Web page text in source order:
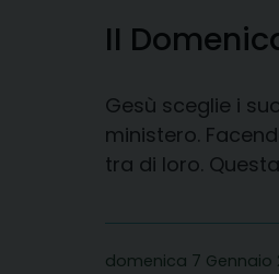
II
Gesù sceglie i
ministero.
tra di loro.
domenica 7 Gennaio